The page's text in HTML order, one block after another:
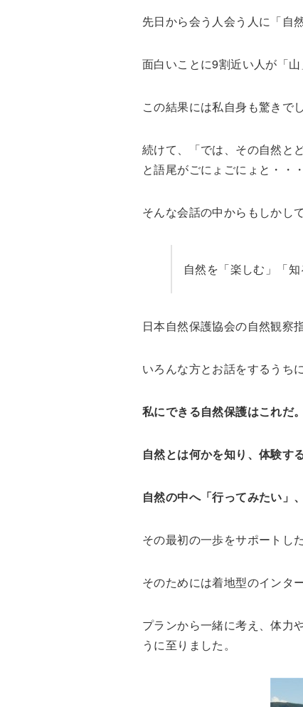
先日から会う人会う人に「自
面白いことに9割近い人が「山
この結果には私自身も驚きでし
続けて、「では、その自然と
と語尾がごにょごにょと・・・
そんな会話の中からもしかし
自然を「楽しむ」「
日本自然保護協会の自然観察
いろんな方とお話をするうち
私にできる自然保護はこれだ。
自然とは何かを知り、体験す
自然の中へ「行ってみたい」
その最初の一歩をサポートし
そのためには着地型のインタ
プランから一緒に考え、体力
うに至りました。